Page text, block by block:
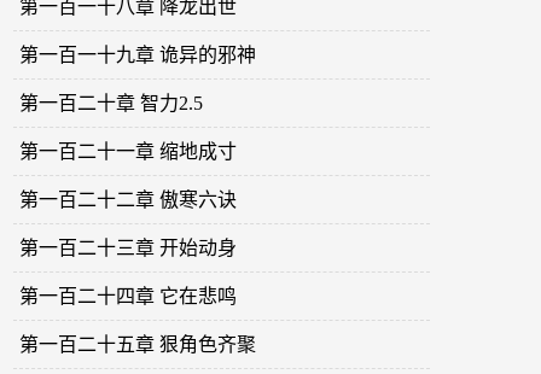
第一百一十八章 降龙出世
第一百一十九章 诡异的邪神
第一百二十章 智力2.5
第一百二十一章 缩地成寸
第一百二十二章 傲寒六诀
第一百二十三章 开始动身
第一百二十四章 它在悲鸣
第一百二十五章 狠角色齐聚